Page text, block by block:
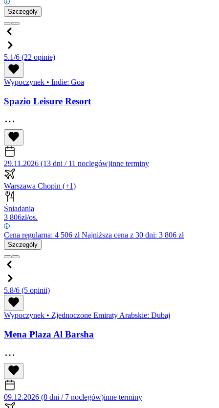
Szczegóły
5.1/6 (22 opinie)
Wypoczynek • Indie: Goa
Spazio Leisure Resort
29.11.2026 (13 dni / 11 noclegów)inne terminy
Warszawa Chopin (+1)
Śniadania
3 806zł/os.
Cena regularna: 4 506 złNajniższa cena z 30 dni: 3 806 zł
Szczegóły
5.8/6 (5 opinii)
Wypoczynek • Zjednoczone Emiraty Arabskie: Dubaj
Mena Plaza Al Barsha
09.12.2026 (8 dni / 7 noclegów)inne terminy